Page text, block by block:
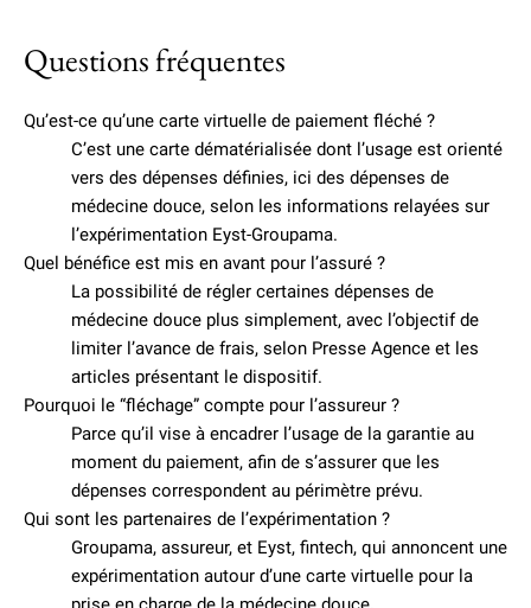
Questions fréquentes
Qu’est-ce qu’une carte virtuelle de paiement fléché ?
C’est une carte dématérialisée dont l’usage est orienté
vers des dépenses définies, ici des dépenses de
médecine douce, selon les informations relayées sur
l’expérimentation Eyst-Groupama.
Quel bénéfice est mis en avant pour l’assuré ?
La possibilité de régler certaines dépenses de
médecine douce plus simplement, avec l’objectif de
limiter l’avance de frais, selon Presse Agence et les
articles présentant le dispositif.
Pourquoi le “fléchage” compte pour l’assureur ?
Parce qu’il vise à encadrer l’usage de la garantie au
moment du paiement, afin de s’assurer que les
dépenses correspondent au périmètre prévu.
Qui sont les partenaires de l’expérimentation ?
Groupama, assureur, et Eyst, fintech, qui annoncent une
expérimentation autour d’une carte virtuelle pour la